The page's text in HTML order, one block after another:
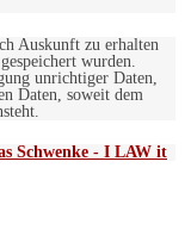
Auskunft zu erhalten
wurden.
unrichtiger Daten,
Daten, soweit dem
Schwenke - I LAW it